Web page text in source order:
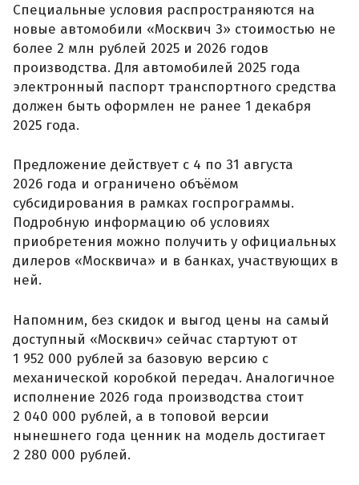
Специальные условия распространяются на
новые автомобили «Москвич 3» стоимостью не
более 2 млн рублей 2025 и 2026 годов
производства. Для автомобилей 2025 года
электронный паспорт транспортного средства
должен быть оформлен не ранее 1 декабря
2025 года.
Предложение действует с 4 по 31 августа
2026 года и ограничено объёмом
субсидирования в рамках госпрограммы.
Подробную информацию об условиях
приобретения можно получить у официальных
дилеров «Москвича» и в банках, участвующих в
ней.
Напомним, без скидок и выгод цены на самый
доступный «Москвич» сейчас стартуют от
1 952 000 рублей за базовую версию с
механической коробкой передач. Аналогичное
исполнение 2026 года производства стоит
2 040 000 рублей, а в топовой версии
нынешнего года ценник на модель достигает
2 280 000 рублей.